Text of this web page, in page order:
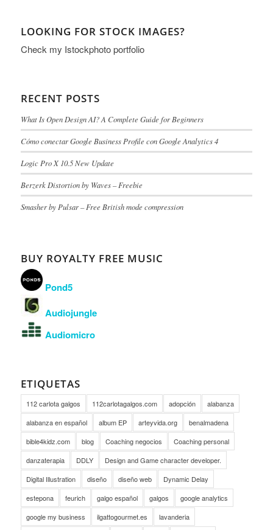
LOOKING FOR STOCK IMAGES?
Check my Istockphoto portfolio
RECENT POSTS
What Is Open Design AI? A Complete Guide for Beginners
Cómo conectar Google Business Profile con Google Analytics 4
Logic Pro X 10.5 New Update
Berzerk Distortion by Waves – Freebie
Smasher by Pulsar – Free British mode compression
BUY ROYALTY FREE MUSIC
Pond5
Audiojungle
Audiomicro
ETIQUETAS
112 carlota galgos 112carlotagalgos.com adopción
alabanza
alabanza en español
album EP arteyvida.org
benalmadena
bible4kidz.com
blog Coaching negocios
Coaching personal
danzaterapia
DDLY
Design and Game character developer.
Digital Illustration
diseño diseño web
Dynamic Delay
estepona
feurich galgo español galgos
google analytics
google my business
ilgattogourmet.es
lavanderia